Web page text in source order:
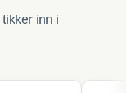
inn i